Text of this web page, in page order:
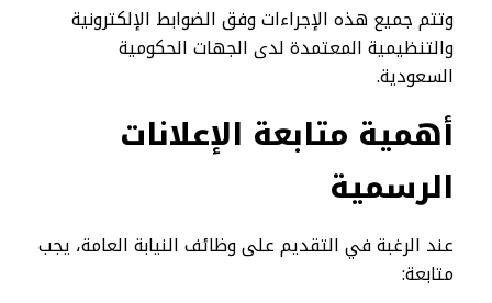
وتتم جميع هذه الإجراءات وفق الضوابط الإلكترونية
والتنظيمية المعتمدة لدى الجهات الحكومية
السعودية.
أهمية متابعة الإعلانات
الرسمية
عند الرغبة في التقديم على وظائف النيابة العامة، يجب
متابعة: